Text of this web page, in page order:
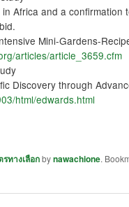
Africa and a
Mini-Gardens-
articles/article_3659.cfm
Discovery through
html/edwards.html
รทางเลือกbynawachione.